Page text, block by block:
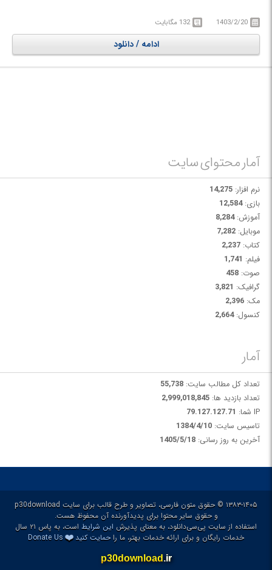
Apple ID را از iPhone ، iPad و iPod touch بدون رمز عبور به راحتی حذف کنید.
1403/2/20 132 مگابایت
ادامه / دانلود
آمار محتوای سایت
نرم افزار: 14,275
بازی:12,584
آموزش:8,284
موبایل: 7,282
کتاب: 2,237
فیلم: 1,741
صوت: 458
گرافیک: 3,821
مک: 2,396
کنسول:2,664
آمار
تعداد کل مطالب سایت: 55,738
تعداد بازدید ها: 2,999,018,845
IP شما:
79.127.127.71
تاسیس سایت: 1384/4/10
آخرین به روز رسانی: 1405/5/18
۱۳۸۳-۱۴۰۵ © حقوق متون فارسی، تصاویر و طرح قالب برای سایت p30download
و حقوق سایر محتوا برای پدیدآورنده آن محفوظ هست.
استفاده از سایت پی‌سی‌دانلود، به معنای پذیرش این شرایط
است، به پاس ۲۱ سال
خدمات رایگان و برای ارائه خدمات بهتر، ما راحمایت کنید❤️
Donate Us
p30download